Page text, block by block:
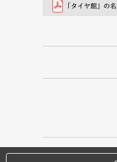
タイヤ点検・
クローク契約
本日のタイヤ